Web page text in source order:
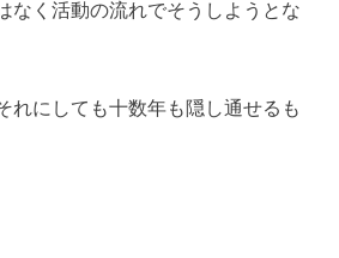
なく活動の流れでそうしようとな
れにしても十数年も隠し通せるも